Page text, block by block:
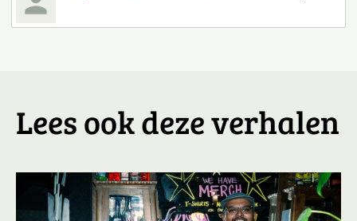
Lees ook deze verhalen